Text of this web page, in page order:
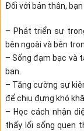
Đối với bản thân,
– Phát triển sự
bên ngoài và bên
– Sống đạm bạc và
bạn.
– Tăng cường sự
để chịu đựng khó
– Học cách nhận
thấy lối sống quen